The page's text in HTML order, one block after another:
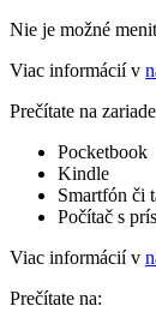
Nie je možné
Viac informácií v
Prečítate na
Pocketbook
Kindle
Smartfón či
Počítač s
Viac informácií v
Prečítate na: